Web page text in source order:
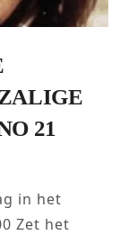
21
in het
Zet het